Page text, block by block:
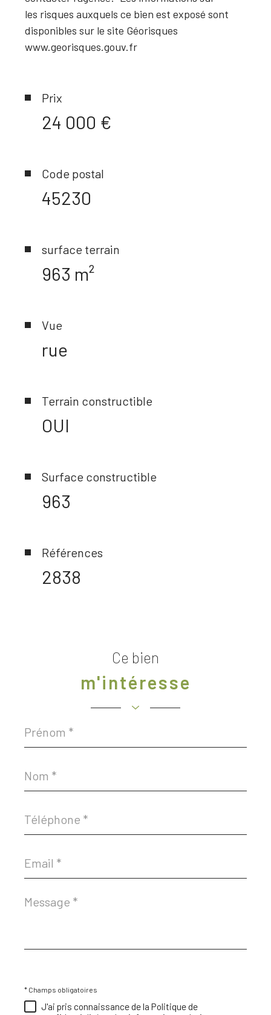
les risques auxquels ce bien est exposé sont
disponibles sur le site Géorisques
www.georisques.gouv.fr
Prix
24 000 €
Code postal
45230
surface terrain
963 m²
Vue
rue
Terrain constructible
OUI
Surface constructible
963
Références
2838
Ce bien
m'intéresse
Prénom
Nom
Téléphone
Email
Message
* Champs obligatoires
J'ai pris connaissance de la Politique de